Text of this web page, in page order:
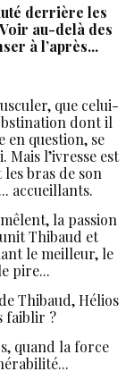
derrière les
au-delà des
à l’après...
que celui-
dont il
en question, se
Mais l’ivresse est
bras de son
accueillants.
la passion
Thibaud et
le meilleur, le
pire...
Thibaud, Hélios
faiblir ?
quand la force